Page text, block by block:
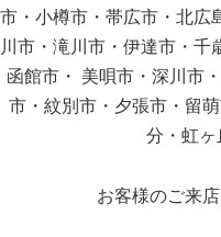
市・小樽市・帯広市・北広
川市・滝川市・伊達市・千
函館市・ 美唄市・深川市
市・紋別市・夕張市・留
分・虹ヶ
お客様のご来